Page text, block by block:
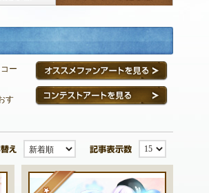
ー
す
並び替え 記事表示数
★